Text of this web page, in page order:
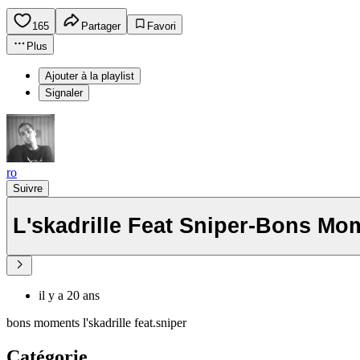
165 Partager
Favori
Plus
Ajouter à la playlist
Signaler
ro
Suivre
L'skadrille Feat Sniper-Bons
il y a 20 ans
bons moments l'skadrille feat.sniper